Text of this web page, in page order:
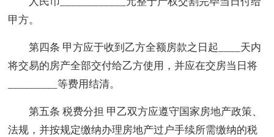
甲方。
第四条 甲方应于收到乙方全额房款之日起____天内
将交易的房产全部交付给乙方使用，并应在交房当日将
_________等费用结清。
第五条 税费分担 甲乙双方应遵守国家房地产政策、
法规，并按规定缴纳办理房地产过户手续所需缴纳的税